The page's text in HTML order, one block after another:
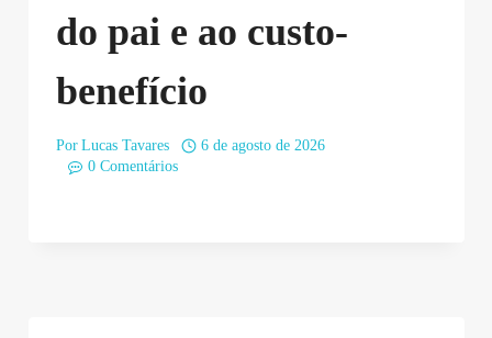
do pai e ao custo-
benefício
Por Lucas Tavares
6 de agosto de 2026
0 Comentários